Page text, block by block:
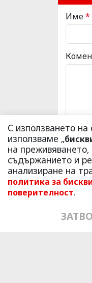
Име*
С използването
използваме „
на
съдържанието и
анализиране на
политика за
поверителност.